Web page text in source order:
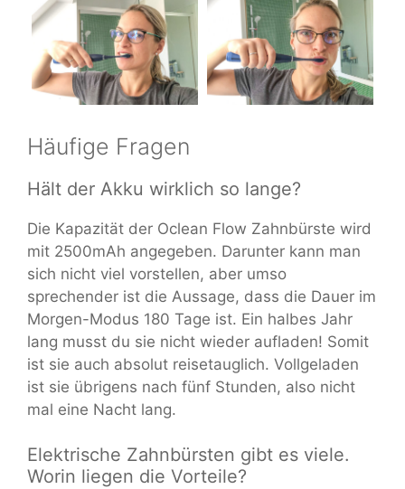
Häufige Fragen
Hält der Akku wirklich so lange?
Die Kapazität der Oclean Flow Zahnbürste wird
mit 2500mAh angegeben. Darunter kann man
sich nicht viel vorstellen, aber umso
sprechender ist die Aussage, dass die Dauer im
Morgen-Modus 180 Tage ist. Ein halbes Jahr
lang musst du sie nicht wieder aufladen! Somit
ist sie auch absolut reisetauglich. Vollgeladen
ist sie übrigens nach fünf Stunden, also nicht
mal eine Nacht lang.
Elektrische Zahnbürsten gibt es viele.
Worin liegen die Vorteile?